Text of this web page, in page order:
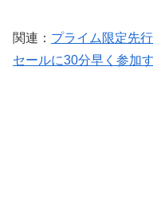
関連： プライム限定先
セールに30分早く参加